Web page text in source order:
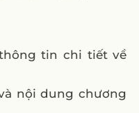
tin chi tiết về
nội dung chương